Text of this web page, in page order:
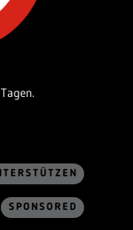
Tagen.
SPONSORED